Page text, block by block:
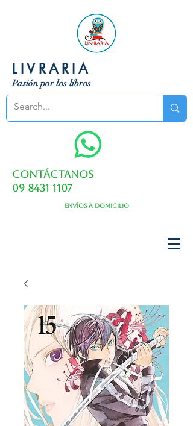
LIVRARIA
Pasión por los libros
Contáctanos
09 8431 1107
Envíos a domicilio